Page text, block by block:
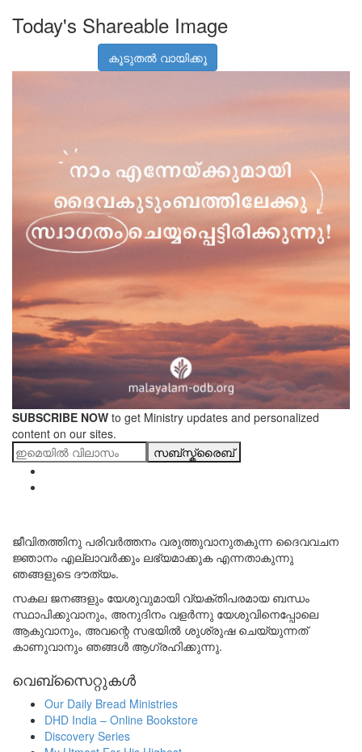
Today's Shareable Image
കൂടുതൽ വായിക്കൂ
SUBSCRIBE NOW to get Ministry updates and personalized
content on our sites.
സബ്സ്ക്രൈബ്
ജീവിതത്തിനു പരിവർത്തനം വരുത്തുവാനുതകുന്ന ദൈവവചന
ജ്ഞാനം എല്ലാവർക്കും ലഭ്യമാക്കുക എന്നതാകുന്നു
ഞങ്ങളുടെ ദൗത്യം.
സകല ജനങ്ങളും യേശുവുമായി വ്യക്തിപരമായ ബന്ധം
സ്ഥാപിക്കുവാനും, അനുദിനം വളർന്നു യേശുവിനെപ്പോലെ
ആകുവാനും, അവന്റെ സഭയിൽ ശുശ്രുഷ ചെയ്യുന്നത്
കാണുവാനും ഞങ്ങൾ ആഗ്രഹിക്കുന്നു.
വെബ്സൈറ്റുകൾ
Our Daily Bread Ministries
DHD India – Online Bookstore
Discovery Series